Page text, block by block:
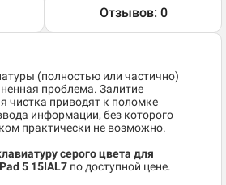
Отзывов: 0
(полностью или частично)
проблема. Залитие
чистка приводят к поломке
информации, без которого
практически не возможно.
серого цвета для
5 15IAL7 по доступной цене.